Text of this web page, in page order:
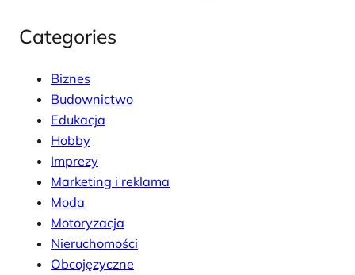
Categories
Biznes
Budownictwo
Edukacja
Hobby
Imprezy
Marketing i reklama
Moda
Motoryzacja
Nieruchomości
Obcojęzyczne